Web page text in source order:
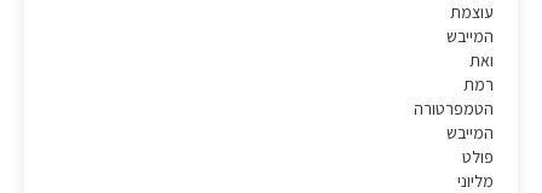
עוצמת
המייבש
ואת
רמת
הטמפרטורה
המייבש
פולט
מליוני